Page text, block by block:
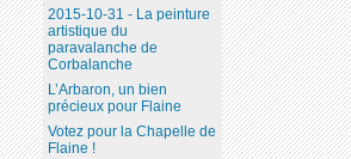
2015-10-31 - La peinture
artistique du
paravalanche de
Corbalanche
L’Arbaron, un bien
précieux pour Flaine
Votez pour la Chapelle de
Flaine !